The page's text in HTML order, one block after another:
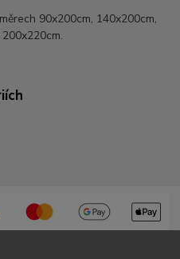
90x200cm, 140x200cm,